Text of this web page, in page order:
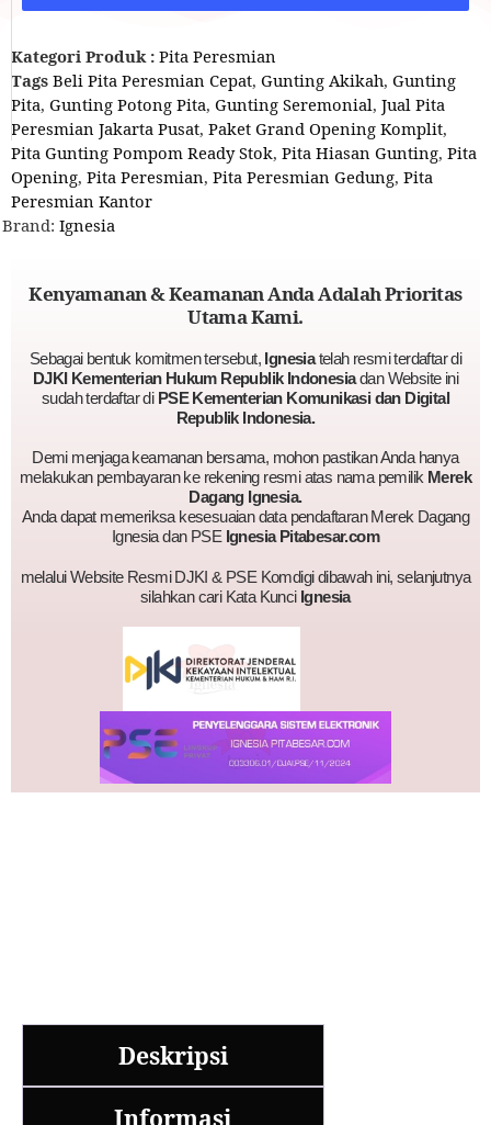
Kategori Produk : Pita Peresmian
Tags Beli Pita Peresmian Cepat, Gunting Akikah, Gunting
Pita, Gunting Potong Pita, Gunting Seremonial, Jual Pita
Peresmian Jakarta Pusat, Paket Grand Opening Komplit,
Pita Gunting Pompom Ready Stok, Pita Hiasan Gunting, Pita
Opening, Pita Peresmian, Pita Peresmian Gedung, Pita
Peresmian Kantor
Brand: Ignesia
Kenyamanan & Keamanan Anda Adalah Prioritas
Utama Kami.
Sebagai bentuk komitmen tersebut, Ignesiatelah resmi terdaftar di
DJKI Kementerian Hukum Republik Indonesiadan Website ini
sudah terdaftar di PSE Kementerian Komunikasi dan Digital
Republik Indonesia.
Demi menjaga keamanan bersama, mohon pastikan Anda hanya
melakukan pembayaran ke rekening resmi atas nama pemilik Merek
Dagang Ignesia.
Anda dapat memeriksa kesesuaian data pendaftaran Merek Dagang
Ignesia dan PSE Ignesia Pitabesar.com
melalui Website Resmi DJKI & PSE Komdigi dibawah ini, selanjutnya
silahkan cari Kata Kunci Ignesia
Deskripsi
Informasi